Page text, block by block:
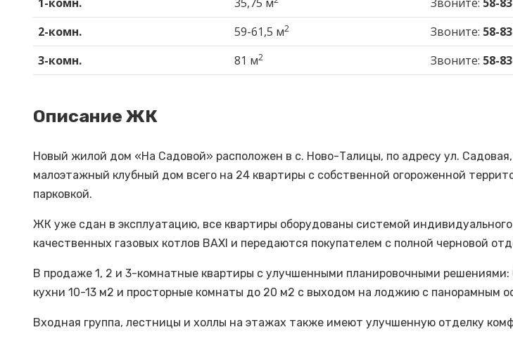
2-комн.
59-61,5 м2 Звоните: 58-
3-комн.
81 м2 Звоните: 58-
Описание ЖК
Новый жилой дом «На Садовой» расположен в с. Ново-Талицы, по адресу ул.
малоэтажный клубный дом всего на 24 квартиры с собственной огороженной
парковкой.
ЖК уже сдан в эксплуатацию, все квартиры оборудованы системой
качественных газовых котлов BAXI и передаются покупателем с полной черновой
В продаже 1, 2 и 3-комнатные квартиры с улучшенными планировочными решениями:
кухни 10-13 м2 и просторные комнаты до 20 м2 с выходом на лоджию с панорамным
Входная группа, лестницы и холлы на этажах также имеют улучшенную отделку